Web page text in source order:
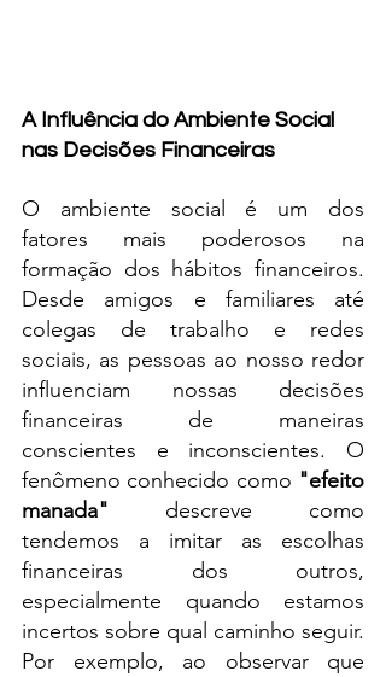
A Influência do Ambiente Social
nas Decisões Financeiras
O ambiente social é um dos
fatores mais poderosos na
formação dos hábitos financeiros.
Desde amigos e familiares até
colegas de trabalho e redes
sociais, as pessoas ao nosso redor
influenciam nossas decisões
financeiras de maneiras
conscientes e inconscientes. O
fenômeno conhecido como "efeito
manada" descreve como
tendemos a imitar as escolhas
financeiras dos outros,
especialmente quando estamos
incertos sobre qual caminho seguir.
Por exemplo, ao observar que